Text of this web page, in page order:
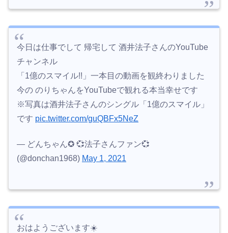
今日は仕事でして 帰宅して 酒井法子さんのYouTube
チャンネル
「1億のスマイル!!」一本目の動画を観終わりました
今の のりちゃんをYouTubeで観れる本当幸せです
※写真は酒井法子さんのシングル「1億のスマイル」
です pic.twitter.com/guQBFx5NeZ
— どんちゃん✪ 💞法子さんファン💞
(@donchan1968) May 1, 2021
おはようございます☀️